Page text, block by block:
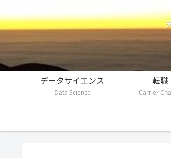
データサイエンス
Data Science
転職
Carrier